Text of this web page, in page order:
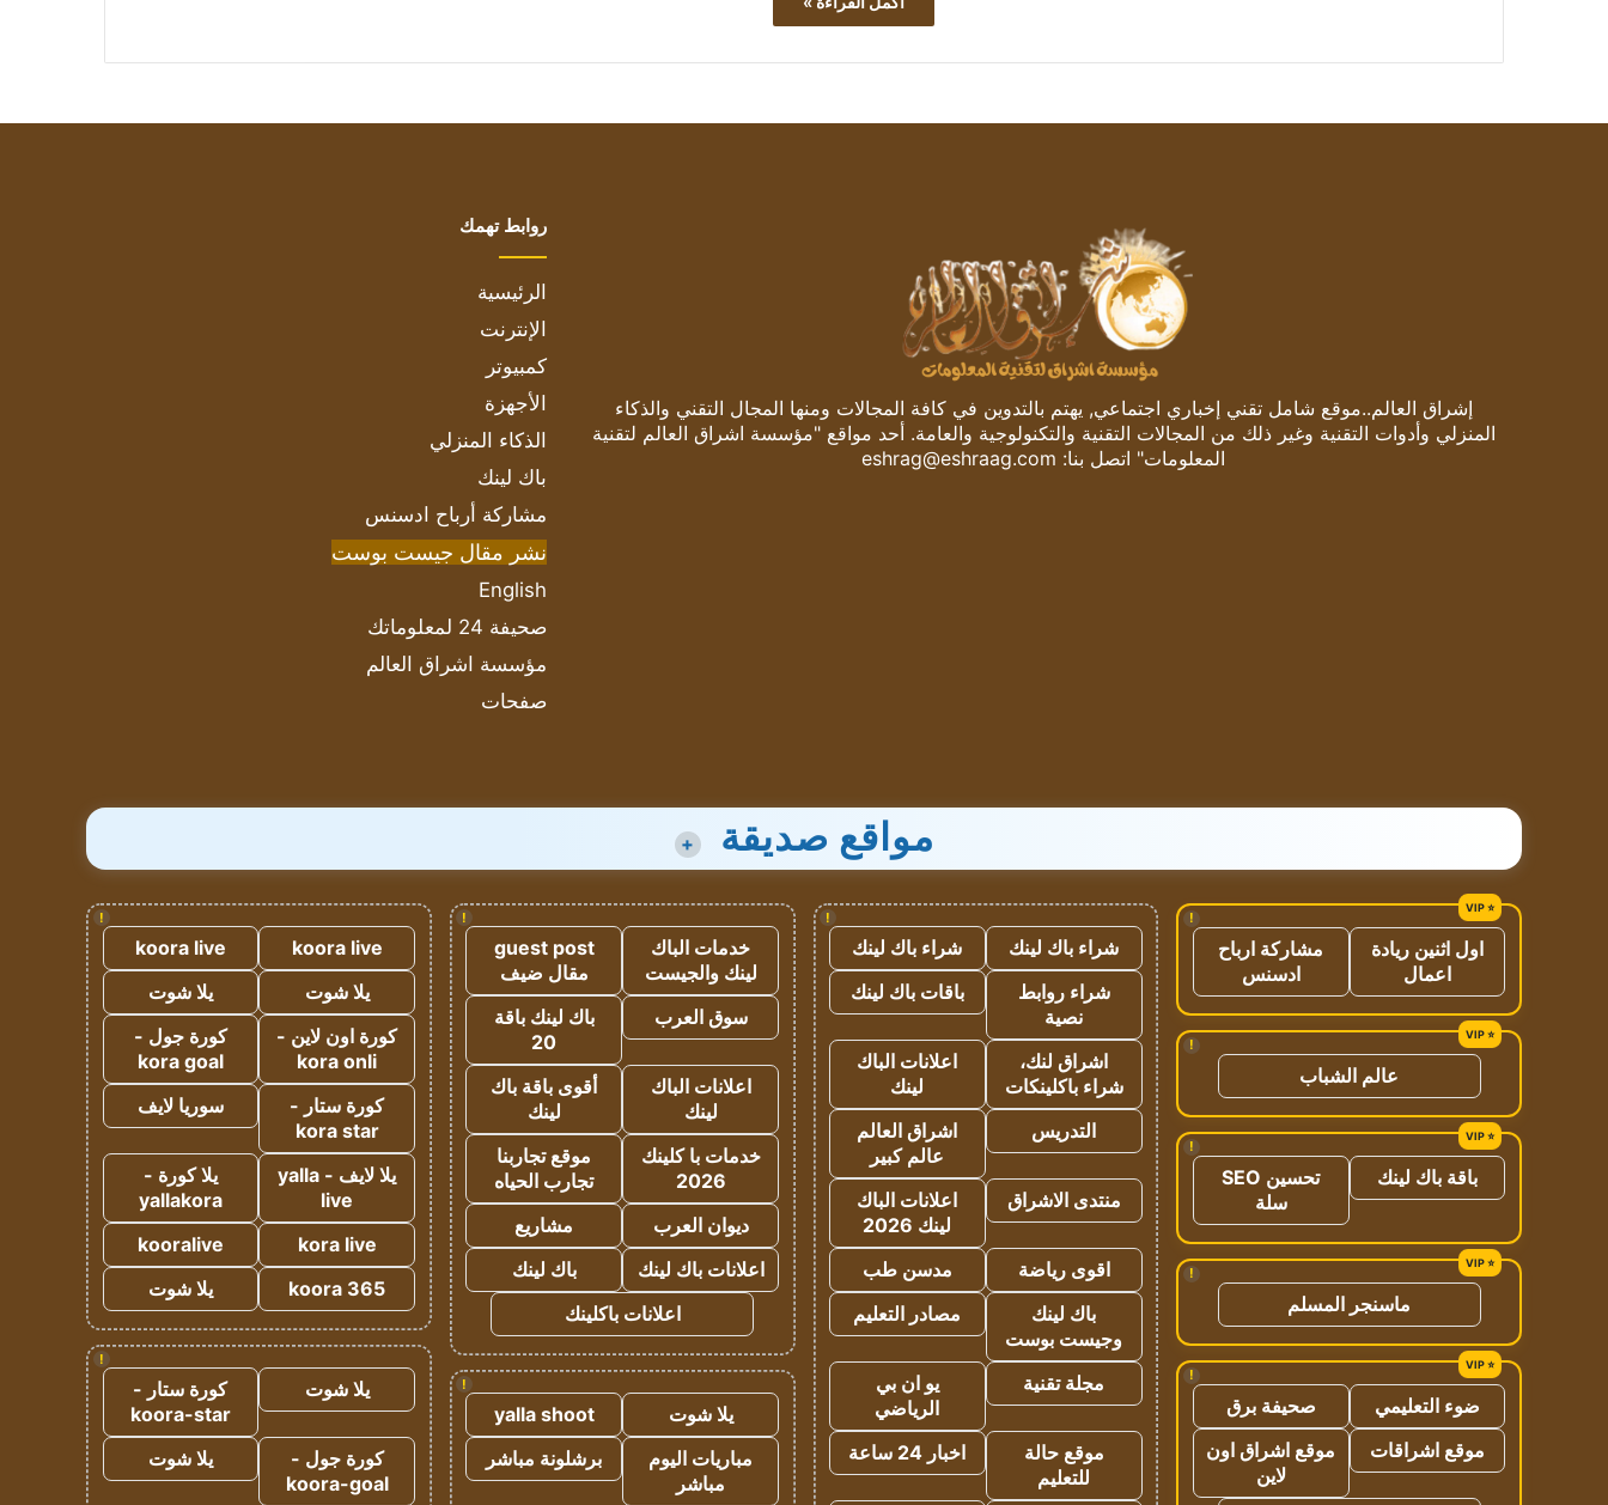
إشراق العالم..موقع شامل تقني إخباري اجتماعي, يهتم بالتدوين في كافة المجالات ومنها المجال التقني والذكاء
المنزلي وأدوات التقنية وغير ذلك من المجالات التقنية والتكنولوجية والعامة. أحد مواقع "مؤسسة اشراق العالم لتقنية
المعلومات" اتصل بنا: eshrag@eshraag.com
روابط تهمك
الرئيسية
الإنترنت
كمبيوتر
الأجهزة
الذكاء المنزلي
باك لينك
مشاركة أرباح ادسنس
نشر مقال جيست بوست
English
صحيفة 24 لمعلوماتك
مؤسسة اشراق العالم
صفحات
مواقع صديقة +
!
اول اثنين ريادة
اعمال
مشاركة ارباح
ادسنس
!
عالم الشباب
!
باقة باك لينك
تحسين SEO
سلة
!
ماسنجر المسلم
!
ضوء التعليمي
صحيفة برق
موقع اشراقات
موقع اشراق اون
لاين
!
شراء باك لينك
شراء باك لينك
شراء روابط
نصية
باقات باك لينك
اشراق لنك،
شراء باكلينكات
اعلانات الباك
لينك
التدريس
اشراق العالم
عالم كبير
منتدى الاشراق
اعلانات الباك
لينك 2026
اقوى رياضة
مدسن طب
باك لينك
وجيست بوست
مصادر التعليم
مجلة تقنية
يو ان بي
الرياضي
موقع حالة
للتعليم
اخبار 24 ساعة
!
خدمات الباك
لينك والجيست
guest post
مقال ضيف
سوق العرب
باك لينك باقة
20
اعلانات الباك
لينك
أقوى باقة باك
لينك
خدمات با كلينك
2026
موقع تجاربنا
تجارب الحياه
ديوان العرب
مشاريع
اعلانات باك لينك
باك لينك
اعلانات باكلينك
!
يلا شوت
yalla shoot
مباريات اليوم
مباشر
برشلونة مباشر
!
koora live
koora live
يلا شوت
يلا شوت
كورة اون لاين -
kora onli
كورة جول -
kora goal
كورة ستار -
kora star
سوريا لايف
يلا لايف - yalla
live
يلا كورة -
yallakora
kora live
kooralive
koora 365
يلا شوت
!
يلا شوت
كورة ستار -
koora-star
كورة جول -
koora-goal
يلا شوت